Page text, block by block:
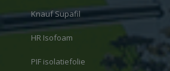
Knauf Supafil
HR Isofoam
PIF isolatiefolie